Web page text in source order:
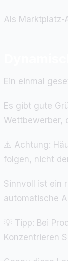
Als Marktplatz-
Ein einmal
Es gibt gute
Wettbewerber,
⚠️ Achtung:
folgen, nicht
Sinnvoll ist ein
automatische
💡 Tipp: Bei
Konzentrieren